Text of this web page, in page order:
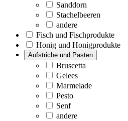
Sanddorn
Stachelbeeren
andere
Fisch und Fischprodukte
Honig und Honigprodukte
Aufstriche und Pasten
Bruscetta
Gelees
Marmelade
Pesto
Senf
andere